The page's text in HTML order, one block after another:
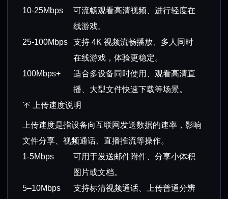
10-25Mbps
可流畅观看高清视频、进行轻度在
线游戏。
25-100Mbps
支持 4K 视频流畅播放、多人同时
在线游戏，体验更稳定。
100Mbps+
适合多设备同时使用、观看高清直
播、大型文件快速下载等场景。
上传速度说明
上传速度是指设备向互联网发送数据的速率，影响
文件分享、视频通话、直播推流等操作。
1-5Mbps
可用于发送邮件附件、分享小体积
图片或文档。
5–10Mbps
支持标清视频通话、上传普通分辨